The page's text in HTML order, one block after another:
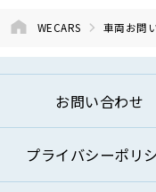
⑤お問い合
⑦本基本方針
て提供するた
⑧その他自動
関連するサ
WECARS 車両お問
お問い合わせ
プライバシーポリ